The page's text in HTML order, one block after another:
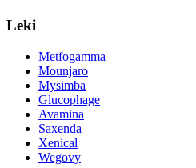
Leki
Metfogamma
Mounjaro
Mysimba
Glucophage
Avamina
Saxenda
Xenical
Wegovy